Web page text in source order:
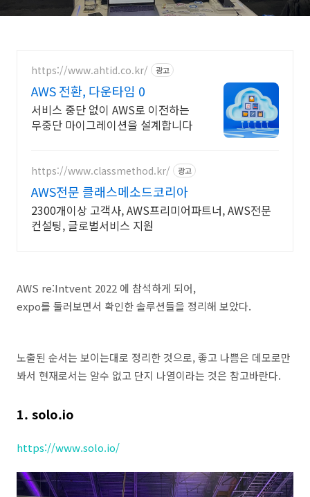
https://www.ahtid.co.kr/ 광고
AWS 전환, 다운타임 0
서비스 중단 없이 AWS로 이전하는
무중단 마이그레이션을 설계합니다
https://www.classmethod.kr/ 광고
AWS전문 클래스메소드코리아
2300개이상 고객사, AWS프리미어파트너, AWS전문
컨설팅, 글로벌서비스 지원
AWS re:Intvent 2022 에 참석하게 되어,
expo를 둘러보면서 확인한 솔루션들을 정리해 보았다.
노출된 순서는 보이는대로 정리한 것으로, 좋고 나쁨은 데모로만
봐서 현재로서는 알수 없고 단지 나열이라는 것은 참고바란다.
1. solo.io
https://www.solo.io/